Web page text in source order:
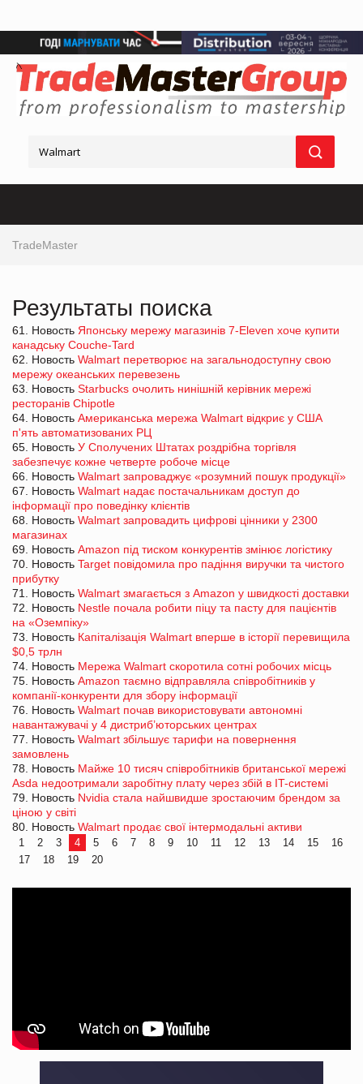
TradeMaster
Результаты поиска
61. Новость Японську мережу магазинів 7-Eleven хоче купити
канадську Couche-Tard
62. Новость Walmart перетворює на загальнодоступну свою
мережу океанських перевезень
63. Новость Starbucks очолить нинішній керівник мережі
ресторанів Chipotle
64. Новость Американська мережа Walmart відкриє у США
п'ять автоматизованих РЦ
65. Новость У Сполучених Штатах роздрібна торгівля
забезпечує кожне четверте робоче місце
66. Новость Walmart запроваджує «розумний пошук продукції»
67. Новость Walmart надає постачальникам доступ до
інформації про поведінку клієнтів
68. Новость Walmart запровадить цифрові цінники у 2300
магазинах
69. Новость Amazon під тиском конкурентів змінює логістику
70. Новость Target повідомила про падіння виручки та чистого
прибутку
71. Новость Walmart змагається з Amazon у швидкості доставки
72. Новость Nestle почала робити піцу та пасту для пацієнтів
на «Оземпіку»
73. Новость Капіталізація Walmart вперше в історії перевищила
$0,5 трлн
74. Новость Мережа Walmart скоротила сотні робочих місць
75. Новость Amazon таємно відправляла співробітників у
компанії-конкуренти для збору інформації
76. Новость Walmart почав використовувати автономні
навантажувачі у 4 дистриб’юторських центрах
77. Новость Walmart збільшує тарифи на повернення
замовлень
78. Новость Майже 10 тисяч співробітників британської мережі
Asda недоотримали заробітну плату через збій в IT-системі
79. Новость Nvidia стала найшвидше зростаючим брендом за
ціною у світі
80. Новость Walmart продає свої інтермодальні активи
1 2 3 4 5 6 7 8 9 10 11 12 13 14 15
16
17
18 19 20